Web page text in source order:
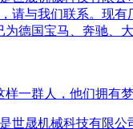
一群人，他们拥有